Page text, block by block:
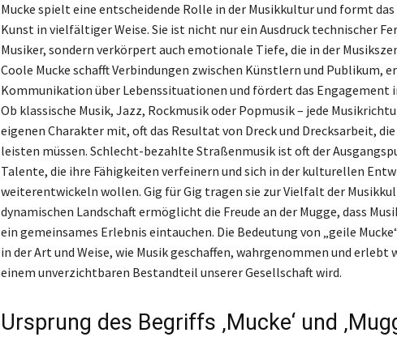
Mucke spielt eine entscheidende Rolle in der Musikkultur und formt
Kunst in vielfältiger Weise. Sie ist nicht nur ein Ausdruck technischer
Musiker, sondern verkörpert auch emotionale Tiefe, die in der
Coole Mucke schafft Verbindungen zwischen Künstlern und Publikum,
Kommunikation über Lebenssituationen und fördert das Engagement
Ob klassische Musik, Jazz, Rockmusik oder Popmusik – jede
eigenen Charakter mit, oft das Resultat von Dreck und Drecksarbeit,
leisten müssen. Schlecht-bezahlte Straßenmusik ist oft der
Talente, die ihre Fähigkeiten verfeinern und sich in der kulturellen
weiterentwickeln wollen. Gig für Gig tragen sie zur Vielfalt der
dynamischen Landschaft ermöglicht die Freude an der Mugge, dass
ein gemeinsames Erlebnis eintauchen. Die Bedeutung von „geile
in der Art und Weise, wie Musik geschaffen, wahrgenommen und erlebt
einem unverzichtbaren Bestandteil unserer Gesellschaft wird.
Ursprung des Begriffs ‚Mucke‘ und